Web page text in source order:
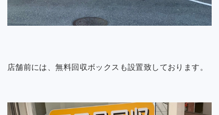
店舗前には、無料回収ボックスも設置致しております。